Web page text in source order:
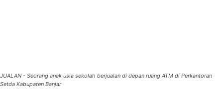
JUALAN - Seorang anak usia sekolah berjualan di depan ruang ATM di Perkantoran
Setda Kabupaten Banjar